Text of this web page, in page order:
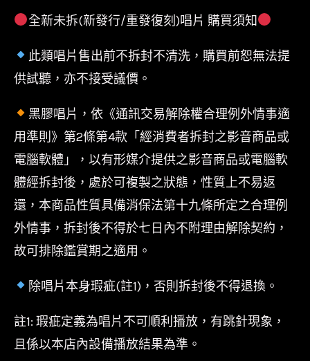
全新未拆(新發行/重發復刻)唱片 購買須知
此類唱片售出前不拆封不清洗，購買前恕無法提
供試聽，亦不接受議價。
黑膠唱片，依《通訊交易解除權合理例外情事適
用準則》第2條第4款「經消費者拆封之影音商品或
電腦軟體」，以有形媒介提供之影音商品或電腦軟
體經拆封後，處於可複製之狀態，性質上不易返
還，本商品性質具備消保法第十九條所定之合理例
外情事，拆封後不得於七日內不附理由解除契約，
故可排除鑑賞期之適用。
除唱片本身瑕疵(註1)，否則拆封後不得退換。
註1: 瑕疵定義為唱片不可順利播放，有跳針現象，
且係以本店內設備播放結果為準。